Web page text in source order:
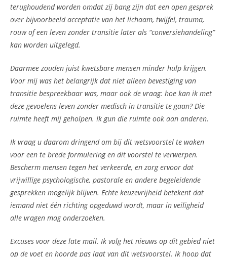
terughoudend worden omdat zij bang zijn dat een open gesprek
over bijvoorbeeld acceptatie van het lichaam, twijfel, trauma,
rouw of een leven zonder transitie later als “conversiehandeling”
kan worden uitgelegd.
Daarmee zouden juist kwetsbare mensen minder hulp krijgen.
Voor mij was het belangrijk dat niet alleen bevestiging van
transitie bespreekbaar was, maar ook de vraag: hoe kan ik met
deze gevoelens leven zonder medisch in transitie te gaan? Die
ruimte heeft mij geholpen. Ik gun die ruimte ook aan anderen.
Ik vraag u daarom dringend om bij dit wetsvoorstel te waken
voor een te brede formulering en dit voorstel te verwerpen.
Bescherm mensen tegen het verkeerde, en zorg ervoor dat
vrijwillige psychologische, pastorale en andere begeleidende
gesprekken mogelijk blijven. Echte keuzevrijheid betekent dat
iemand niet één richting opgeduwd wordt, maar in veiligheid
alle vragen mag onderzoeken.
Excuses voor deze late mail. Ik volg het nieuws op dit gebied niet
op de voet en hoorde pas laat van dit wetsvoorstel. Ik hoop dat